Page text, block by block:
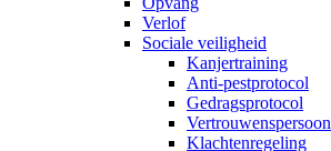
Verlof
Sociale veiligheid
Kanjertraining
Anti-pestprotocol
Gedragsprotocol
Vertrouwenspersoon
Klachtenregeling